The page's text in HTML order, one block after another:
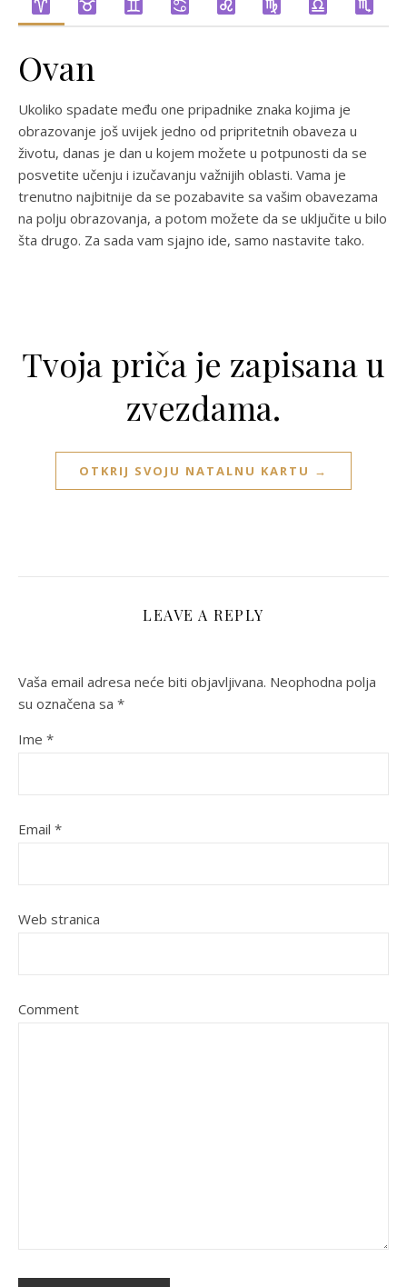
Ovan
Ukoliko spadate među one pripadnike znaka kojima je
obrazovanje još uvijek jedno od pripritetnih obaveza u
životu, danas je dan u kojem možete u potpunosti da se
posvetite učenju i izučavanju važnijih oblasti. Vama je
trenutno najbitnije da se pozabavite sa vašim obavezama
na polju obrazovanja, a potom možete da se uključite u bilo
šta drugo. Za sada vam sjajno ide, samo nastavite tako.
Tvoja priča je zapisana u
zvezdama.
OTKRIJ SVOJU NATALNU KARTU →
LEAVE A REPLY
Vaša email adresa neće biti objavljivana. Neophodna polja
su označena sa *
Ime *
Email *
Web stranica
Comment